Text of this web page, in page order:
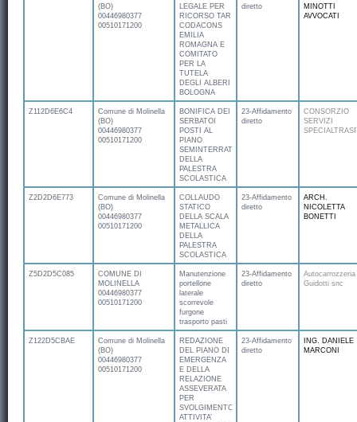
(BO)
00446980377
00510171200
LEGALE PER
RICORSO TAR
CODACONS
EMILIA
ROMAGNA E
COMITATO
PER LA
TUTELA
DEGLI ALBERI
BOLOGNA
diretto
MINOTTI
AVVOCATI
Z112D6E6C4
Comune di Molinella
(BO)
00446980377
00510171200
BONIFICA DEI
SERBATOI
POSTI AL
PIANO
SEMINTERRATO
DELLA
PALESTRA
SCOLASTICA
23-Affidamento
diretto
CONSORZIO
SERVIZI
Z2D2D6E773
Comune di Molinella
(BO)
00446980377
00510171200
COLLAUDO
STATICO
DELLA SCALA
METALLICA
DELLA
PALESTRA
SCOLASTICA
23-Affidamento
diretto
ARCH.
NICOLETTA
BONETTI
Z5D2D5C085
COMUNE DI
MOLINELLA
00446980377
00510171200
Manutenzione
portellone
laterale
scorrevole
furgone
trasporto pasti
23-Affidamento
diretto
Autocarrozzeria
Guidotti snc
Z122D5CBAE
Comune di Molinella
(BO)
00446980377
00510171200
REDAZIONE
DEL PIANO DI
EMERGENZA
E DELLA
RELAZIONE
ASSEVERATA
PER
SVOLGIMENTO
ATTIVITA’
23-Affidamento
diretto
ING. DANIELE
MARCONI